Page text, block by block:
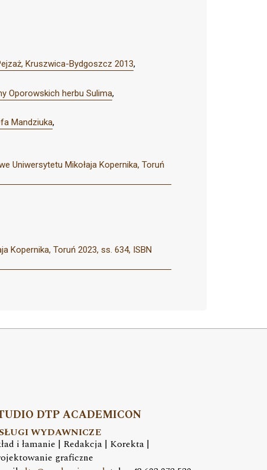
Kruszwica-Bydgoszcz 2013,
Oporowskich herbu Sulima,
Mandziuka,
Uniwersytetu Mikołaja Kopernika, Toruń
Kopernika, Toruń 2023, ss. 634, ISBN
DTP ACADEMICON
WYDAWNICZE
i łamanie | Redakcja | Korekta |
graficzne